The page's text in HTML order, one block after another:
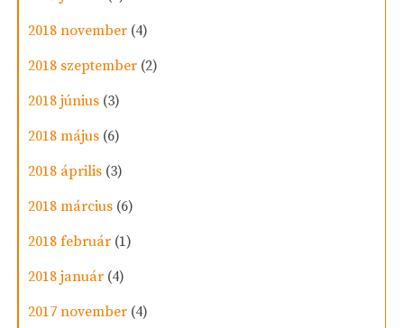
2018 november (4)
2018 szeptember (2)
2018 június (3)
2018 május (6)
2018 április (3)
2018 március (6)
2018 február (1)
2018 január (4)
2017 november (4)